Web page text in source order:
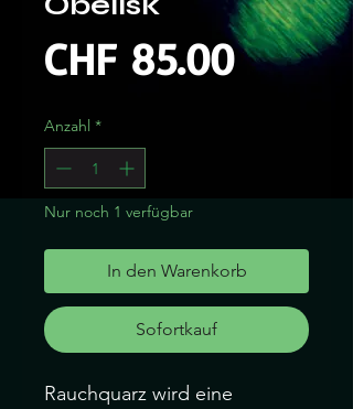
CHF 85.00Preis
Anzahl *
Nur noch 1 verfügbar
In den Warenkorb
Sofortkauf
Rauchquarz wird eine